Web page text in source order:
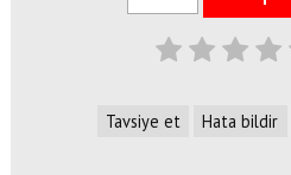
Tavsiye et Hata bildir